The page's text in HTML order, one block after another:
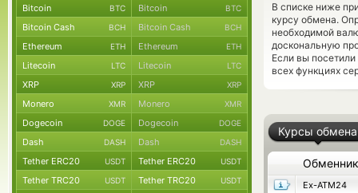
В списке ниже
курсу обмена.
необходимой
доскональную
Если вы
всех функциях
Курсы обмена
Обменник
Ex-ATM24
Bitcoin BTC Bitcoin BTC
Bitcoin Cash BCH Bitcoin Cash BCH
Ethereum ETH Ethereum ETH
Litecoin LTC Litecoin LTC
XRP XRP XRP XRP
Monero XMR Monero XMR
Dogecoin DOGE Dogecoin DOGE
Dash DASH Dash DASH
Tether ERC20 USDT Tether ERC20 USDT
Tether TRC20 USDT Tether TRC20 USDT